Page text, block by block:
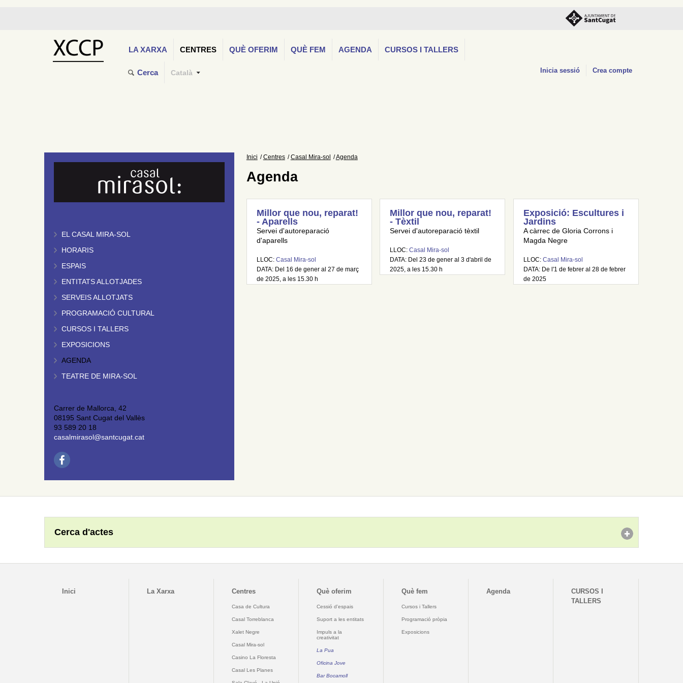
LA XARXA CENTRES QUÈ OFERIM QUÈ FEM AGENDA CURSOS I TALLERS
Cerca Català Inicia sessió Crea compte
EL CASAL MIRA-SOL
HORARIS
ESPAIS
ENTITATS ALLOTJADES
SERVEIS ALLOTJATS
PROGRAMACIÓ CULTURAL
CURSOS I TALLERS
EXPOSICIONS
AGENDA
TEATRE DE MIRA-SOL
Carrer de Mallorca, 42
08195 Sant Cugat del Vallès
93 589 20 18
casalmirasol@santcugat.cat
Inici Centres Casal Mira-sol Agenda
Agenda
Millor que nou, reparat!
- Aparells
Servei d'autoreparació
d'aparells
LLOC: Casal Mira-sol
DATA: Del 16 de gener al 27 de març
de 2025, a les 15.30 h
Millor que nou, reparat!
- Tèxtil
Servei d'autoreparació tèxtil
LLOC:Casal Mira-sol
DATA: Del 23 de gener al 3 d'abril de
2025, a les 15.30 h
Exposició: Escultures i
Jardins
A càrrec de Gloria Corrons i
Magda Negre
LLOC: Casal Mira-sol
DATA: De l'1 de febrer al 28 de febrer
de 2025
Cerca d'actes
Inici La Xarxa Centres
Casa de Cultura
Casal Torreblanca
Xalet Negre
Casal Mira-sol
Casino La Floresta
Casal Les Planes
Què oferim
Cessió d'espais
Suport a les entitats
Impuls a la
creativitat
La Pua
Oficina Jove
Bar Bocamoll
Què fem
Cursos i Tallers
Programació pròpia
Exposicions
Agenda
CURSOS I
TALLERS